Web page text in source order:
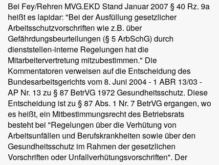
Bei Fey/Rehren MVG.EKD Stand Januar 2007 § 40 Rz. 9a
heißt es lapidar: "Bei der Ausfüllung gesetzlicher
Arbeitsschutzvorschriften wie z.B. über
Gefährdungsbeurteilungen (§ 5 ArbSchG) durch
dienststellen-interne Regelungen hat die
Mitarbeitervertretung mitzubestimmen." Die
Kommentatoren verweisen auf die Entscheidung des
Bundesarbeitsgerichts vom 8. Juni 2004 - 1 ABR 13/03 -
AP Nr. 13 zu § 87 BetrVG 1972 Gesundheitsschutz. Diese
Entscheidung ist zu § 87 Abs. 1 Nr. 7 BetrVG ergangen, wo
es heißt, ein Mitbestimmungsrecht des Betriebsrats
besteht bei "Regelungen über die Verhütung von
Arbeitsunfällen und Berufskrankheiten sowie über den
Gesundheitsschutz im Rahmen der gesetzlichen
Vorschriften oder Unfallverhütungsvorschriften". Der